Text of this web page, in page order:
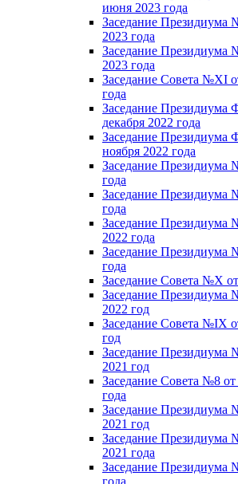
июня 2023 года
Заседание Президиума
2023 года
Заседание Президиума
2023 года
Заседание Совета №XI
года
Заседание
декабря 2022 года
Заседание
ноября 2022 года
Заседание Президиума
года
Заседание Президиума
года
Заседание Президиума
2022 года
Заседание Президиума
года
Заседание Совета №X
Заседание Президиума
2022 год
Заседание Совета №IX
год
Заседание Президиума
2021 год
Заседание Совета №8 от
года
Заседание Президиума
2021 год
Заседание Президиума
2021 года
Заседание Президиума
года